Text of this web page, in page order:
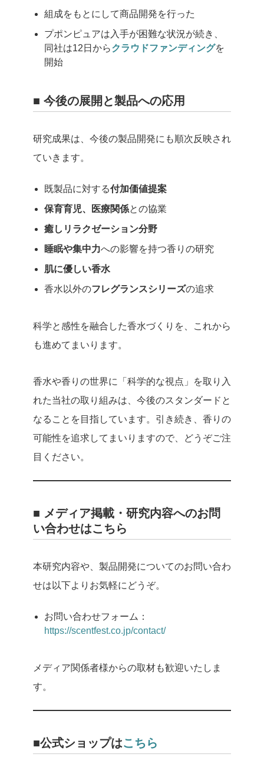
組成をもとにして商品開発を行った
プポンピュアは入手が困難な状況が続き、
同社は12日からクラウドファンディングを
開始
■ 今後の展開と製品への応用
研究成果は、今後の製品開発にも順次反映され
ていきます。
既製品に対する付加価値提案
保育育児、医療関係との協業
癒しリラクゼーション分野
睡眠や集中力への影響を持つ香りの研究
肌に優しい香水
香水以外のフレグランスシリーズの追求
科学と感性を融合した香水づくりを、これから
も進めてまいります。
香水や香りの世界に「科学的な視点」を取り入
れた当社の取り組みは、今後のスタンダードと
なることを目指しています。 引き続き、香りの
可能性を追求してまいりますので、どうぞご注
目ください。
■ メディア掲載・研究内容へのお問
い合わせはこちら
本研究内容や、製品開発についてのお問い合わ
せは以下よりお気軽にどうぞ。
お問い合わせフォーム：
https://scentfest.co.jp/contact/
メディア関係者様からの取材も歓迎いたしま
す。
■公式ショップはこちら